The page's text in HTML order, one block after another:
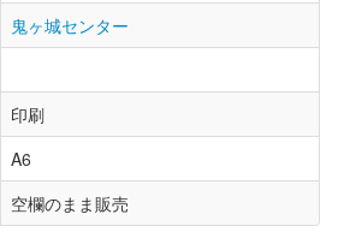
鬼ヶ城センター
印刷
A6
空欄のまま販売